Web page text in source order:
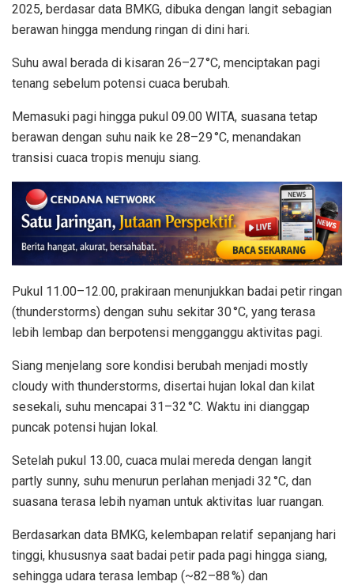
2025, berdasar data BMKG, dibuka dengan langit sebagian
berawan hingga mendung ringan di dini hari.
Suhu awal berada di kisaran 26–27 °C, menciptakan pagi
tenang sebelum potensi cuaca berubah.
Memasuki pagi hingga pukul 09.00 WITA, suasana tetap
berawan dengan suhu naik ke 28–29 °C, menandakan
transisi cuaca tropis menuju siang.
Pukul 11.00–12.00, prakiraan menunjukkan badai petir ringan
(thunderstorms) dengan suhu sekitar 30 °C, yang terasa
lebih lembap dan berpotensi mengganggu aktivitas pagi.
Siang menjelang sore kondisi berubah menjadi mostly
cloudy with thunderstorms, disertai hujan lokal dan kilat
sesekali, suhu mencapai 31–32 °C. Waktu ini dianggap
puncak potensi hujan lokal.
Setelah pukul 13.00, cuaca mulai mereda dengan langit
partly sunny, suhu menurun perlahan menjadi 32 °C, dan
suasana terasa lebih nyaman untuk aktivitas luar ruangan.
Berdasarkan data BMKG, kelembapan relatif sepanjang hari
tinggi, khususnya saat badai petir pada pagi hingga siang,
sehingga udara terasa lembap (~82–88 %) dan